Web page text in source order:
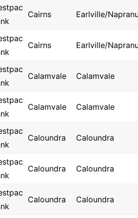
Cairns Earlville/
Cairns Earlville/
Calamvale Calamvale
Calamvale Calamvale
Caloundra Caloundra
Caloundra Caloundra
Caloundra Caloundra